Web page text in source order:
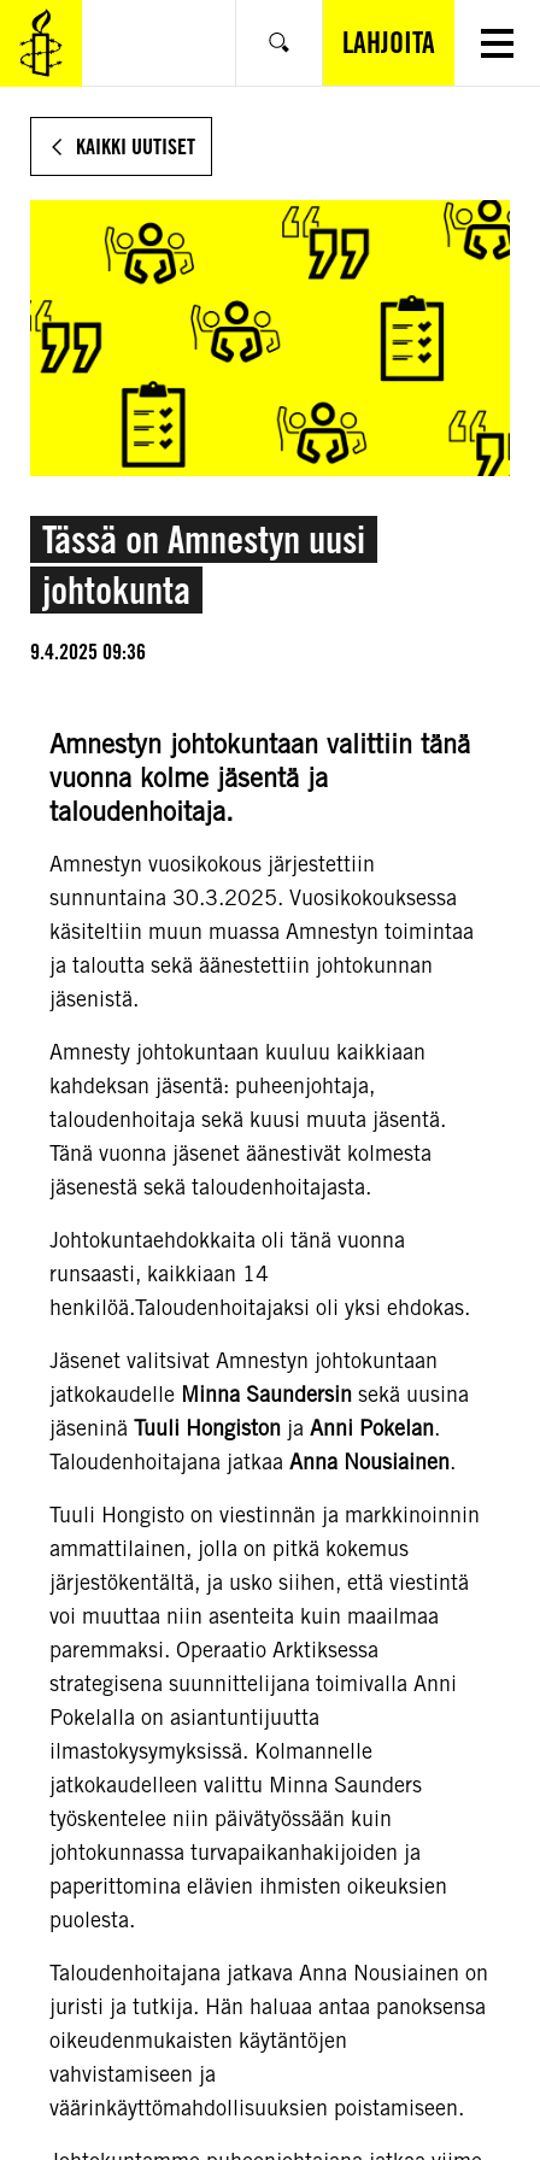
SIIRRY
VARSINAISEEN
SISÄLTÖÖN
Hae LAHJOITA
KAIKKI UUTISET
Tässä on Amnestyn uusi
johtokunta
9.4.2025 09:36
Amnestyn johtokuntaan valittiin tänä
vuonna kolme jäsentä ja
taloudenhoitaja.
Amnestyn vuosikokous järjestettiin
sunnuntaina 30.3.2025. Vuosikokouksessa
käsiteltiin muun muassa Amnestyn toimintaa
ja taloutta sekä äänestettiin johtokunnan
jäsenistä.
Amnesty johtokuntaan kuuluu kaikkiaan
kahdeksan jäsentä: puheenjohtaja,
taloudenhoitaja sekä kuusi muuta jäsentä.
Tänä vuonna jäsenet äänestivät kolmesta
jäsenestä sekä taloudenhoitajasta.
Johtokuntaehdokkaita oli tänä vuonna
runsaasti, kaikkiaan 14
henkilöä.Taloudenhoitajaksi oli yksi ehdokas.
Jäsenet valitsivat Amnestyn johtokuntaan
jatkokaudelle Minna Saundersin sekä uusina
jäseninä Tuuli Hongiston ja Anni Pokelan.
Taloudenhoitajana jatkaa Anna Nousiainen.
Tuuli Hongisto on viestinnän ja markkinoinnin
ammattilainen, jolla on pitkä kokemus
järjestökentältä, ja usko siihen, että viestintä
voi muuttaa niin asenteita kuin maailmaa
paremmaksi. Operaatio Arktiksessa
strategisena suunnittelijana toimivalla Anni
Pokelalla on asiantuntijuutta
ilmastokysymyksissä. Kolmannelle
jatkokaudelleen valittu Minna Saunders
työskentelee niin päivätyössään kuin
johtokunnassa turvapaikanhakijoiden ja
paperittomina elävien ihmisten oikeuksien
puolesta.
Taloudenhoitajana jatkava Anna Nousiainen on
juristi ja tutkija. Hän haluaa antaa panoksensa
oikeudenmukaisten käytäntöjen
vahvistamiseen ja
väärinkäyttömahdollisuuksien poistamiseen.